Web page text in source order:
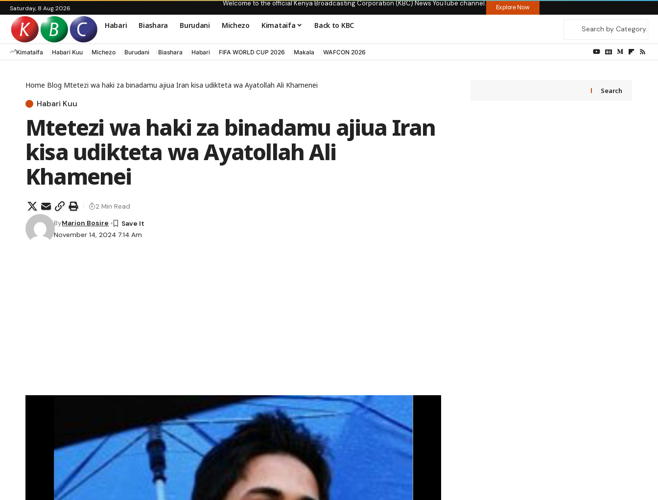
Saturday, 8 Aug 2026
Welcome to the official Kenya Broadcasting Corporation (KBC) News YouTube channel. Explore Now
Habari Biashara Burudani Michezo Kimataifa Back to KBC
Kimataifa Habari Kuu Michezo Burudani Biashara Habari FIFA WORLD CUP 2026 Makala WAFCON 2026
Home Blog Mtetezi wa haki za binadamu ajiua Iran kisa udikteta wa Ayatollah Ali Khamenei
Habari Kuu
Mtetezi wa haki za binadamu ajiua Iran
kisa udikteta wa Ayatollah Ali
Khamenei
November 14, 2024 7:14 Am
ByMarion Bosire
2 Min Read
Search